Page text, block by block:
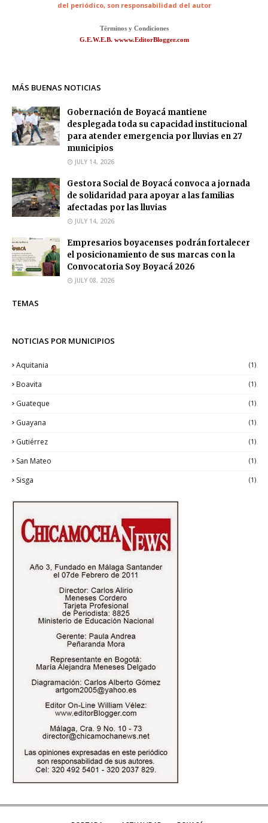
del periódico, son responsabilidad del autor
Términos y Condiciones
G.E.W.E.B. wwww.EditorBlogger.com
MÁS BUENAS NOTICIAS
Gobernación de Boyacá mantiene
desplegada toda su capacidad institucional
para atender emergencia por lluvias en 27
municipios
JULY 14, 2026
Gestora Social de Boyacá convoca a jornada
de solidaridad para apoyar a las familias
afectadas por las lluvias
JULY 14, 2026
Empresarios boyacenses podrán fortalecer
el posicionamiento de sus marcas con la
Convocatoria Soy Boyacá 2026
JULY 08, 2026
TEMAS
NOTICIAS POR MUNICIPIOS
Aquitania (1)
Boavita (1)
Guateque (1)
Guayana (1)
Gutiérrez (1)
San Mateo (1)
Sisga (1)